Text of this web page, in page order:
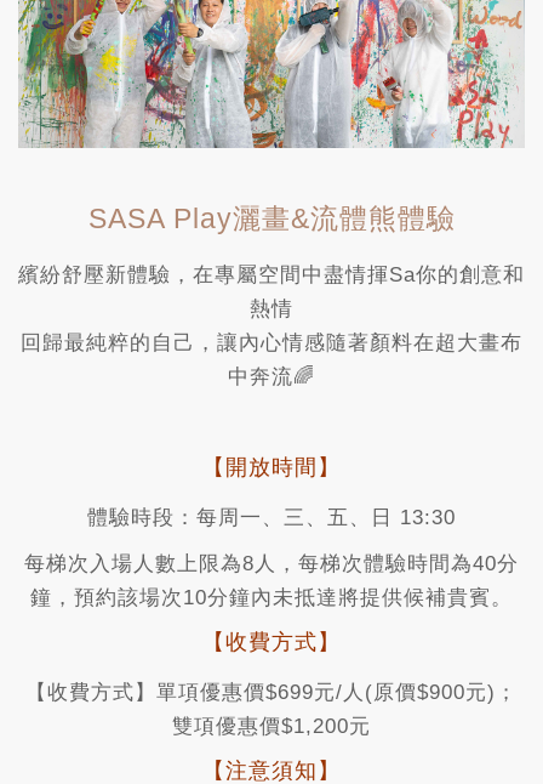
SASA Play灑畫&流體熊體驗
繽紛舒壓新體驗，在專屬空間中盡情揮Sa你的創意和
熱情
回歸最純粹的自己，讓內心情感隨著顏料在超大畫布
中奔流🌈
【開放時間】
體驗時段：每周一、三、五、日 13:30
每梯次入場人數上限為8人，每梯次體驗時間為40分
鐘，預約該場次10分鐘內未抵達將提供候補貴賓。
【收費方式】
【收費方式】單項優惠價$699元/人(原價$900元)；
雙項優惠價$1,200元
【注意須知】